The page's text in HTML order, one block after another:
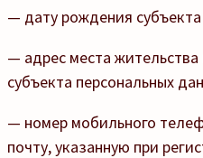
— дату рождения
— адрес места
субъекта персональных
— номер мобильного
почту, указанную при